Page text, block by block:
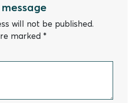
will not be published.
marked*